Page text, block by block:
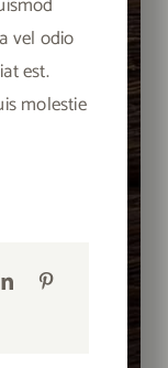
vel odio
est.
molestie